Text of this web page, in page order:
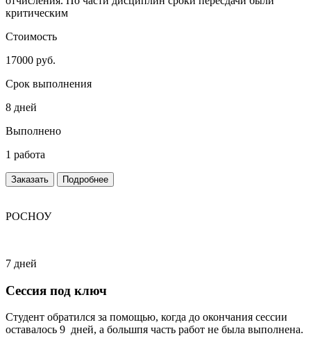
критическим
Стоимость
17000 руб.
Срок выполнения
8 дней
Выполнено
1 работа
Заказать Подробнее
РОСНОУ
7 дней
Сессия под ключ
Студент обратился за помощью, когда до окончания сессии
оставалось 9 дней, а большпя часть работ не была выполнена.